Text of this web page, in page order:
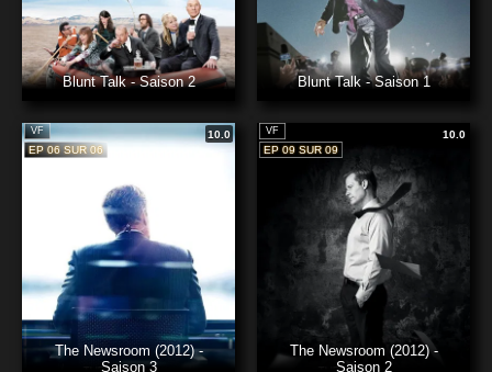
Blunt Talk - Saison 2 Blunt Talk - Saison 1
VF
10.0
EP 06 SUR 06
The Newsroom (2012) -
Saison 3
VF
10.0
EP 09 SUR 09
The Newsroom (2012) -
Saison 2